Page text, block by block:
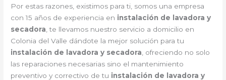
Por estas razones, existimos para ti, somos una empresa
con 15 años de experiencia en instalación de lavadora y
secadora , te llevamos nuestro servicio a domicilio en
Colonia del Valle dándote la mejor solución para tu
instalación de lavadora y secadora , ofreciendo no solo
las reparaciones necesarias sino el mantenimiento
preventivo y correctivo de tu instalación de lavadora y